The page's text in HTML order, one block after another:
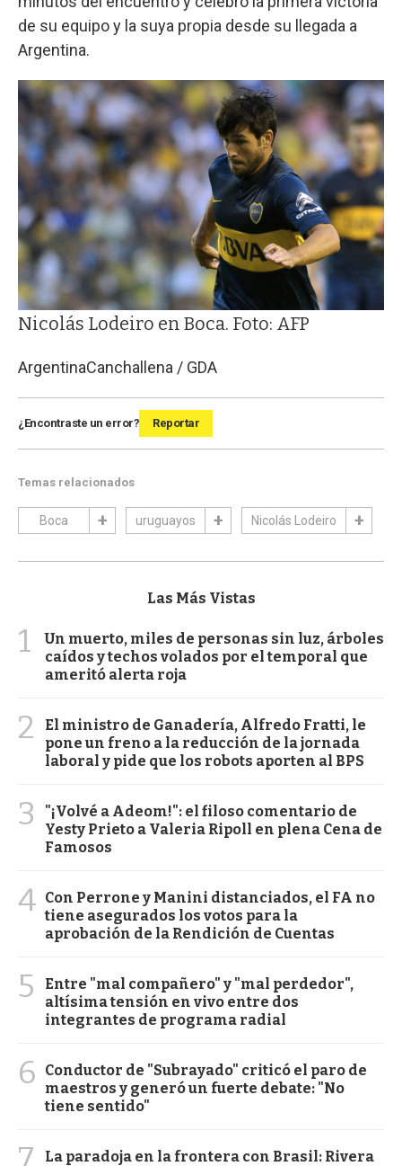
de su equipo y la suya propia desde su llegada a
Argentina.
Nicolás Lodeiro en Boca. Foto: AFP
ArgentinaCanchallena / GDA
¿Encontraste un error? Reportar
Temas relacionados
Boca uruguayos Nicolás Lodeiro
Las Más Vistas
1
Un muerto, miles de personas sin luz, árboles
caídos y techos volados por el temporal que
ameritó alerta roja
2
El ministro de Ganadería, Alfredo Fratti, le
pone un freno a la reducción de la jornada
laboral y pide que los robots aporten al BPS
3
"¡Volvé a Adeom!": el filoso comentario de
Yesty Prieto a Valeria Ripoll en plena Cena de
Famosos
4 Con Perrone y Manini distanciados, el FA no
tiene asegurados los votos para la
aprobación de la Rendición de Cuentas
5
Entre "mal compañero" y "mal perdedor",
altísima tensión en vivo entre dos
integrantes de programa radial
6
Conductor de "Subrayado" criticó el paro de
maestros y generó un fuerte debate: "No
tiene sentido"
La paradoja en la frontera con Brasil: Rivera